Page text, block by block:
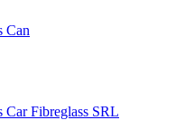
Can
Car Fibreglass SRL